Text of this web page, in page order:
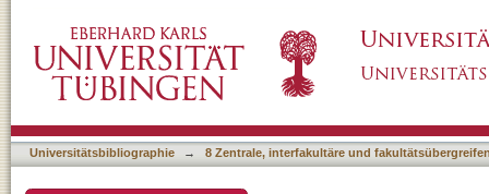
resistance gene
Universitätsbibliographie → 8 Zentrale, interfakultäre und